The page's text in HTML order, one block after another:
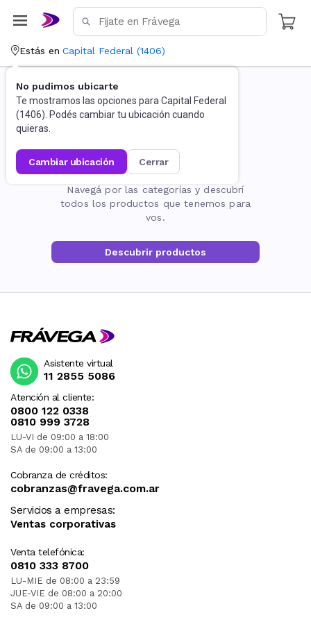
Estás en Capital Federal (1406)
No pudimos ubicarte
Te mostramos las opciones para Capital Federal
(1406). Podés cambiar tu ubicación cuando
quieras.
cambiar ubicación cerrar
La página no existe
Navegá por las categorías y descubrí
todos los productos que tenemos para
vos.
Descubrir productos
Atención al cliente:
0800 122 0338
0810 999 3728
LU-VI de 09:00 a 18:00
SA de 09:00 a 13:00
Cobranza de créditos:
cobranzas@fravega.com.ar
Servicios a empresas:
Ventas corporativas
Venta telefónica:
0810 333 8700
LU-MIE de 08:00 a 23:59
JUE-VIE de 08:00 a 20:00
SA de 09:00 a 13:00
Asistente virtual
11 2855 5086